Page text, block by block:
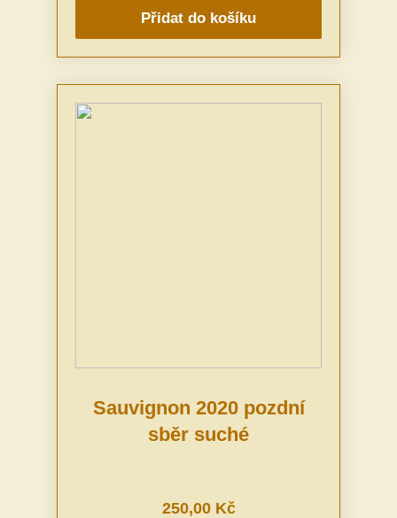
Přidat do košíku
Sauvignon 2020 pozdní
sběr suché
250,00 Kč